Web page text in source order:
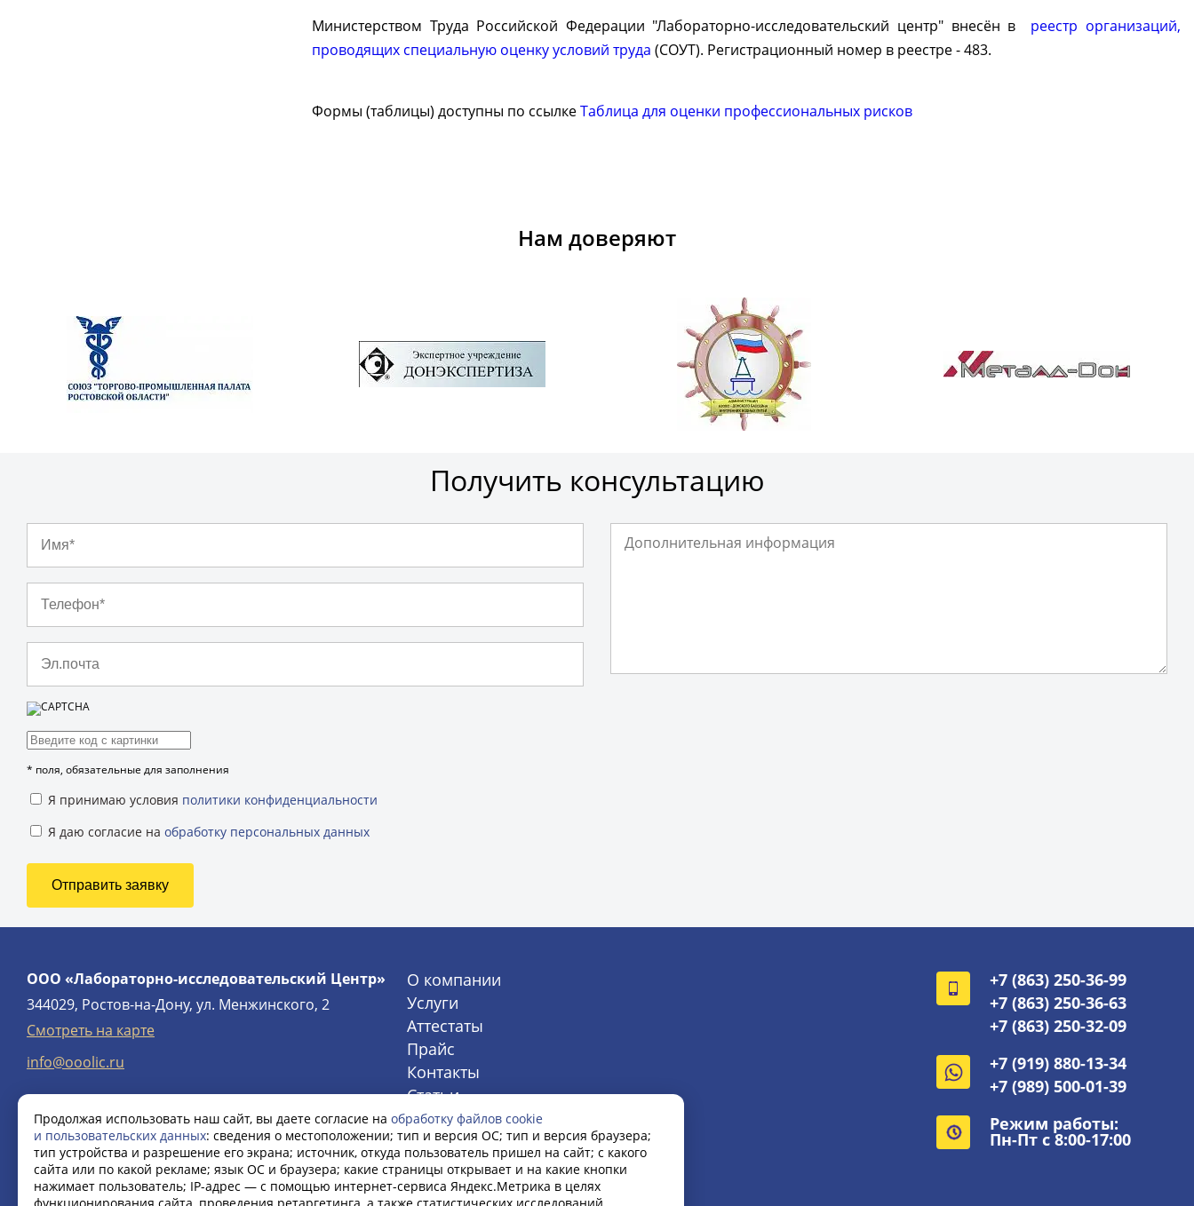
Министерством Труда Российской Федерации "Лабораторно-исследовательский центр" внесён в реестр организаций,
проводящих специальную оценку условий труда (СОУТ). Регистрационный номер в реестре - 483.
Формы (таблицы) доступны по ссылкеТаблица для оценки профессиональных рисков
Нам доверяют
Получить консультацию
* поля, обязательные для заполнения
Я принимаю условия политики конфиденциальности
Я даю согласие на обработку персональных данных
ООО «Лабораторно-исследовательский Центр»
344029, Ростов-на-Дону, ул. Менжинского, 2
Смотреть на карте
info@ooolic.ru
О компании
Услуги
Аттестаты
Прайс
Контакты
Статьи
+7 (863) 250-36-99
+7 (863) 250-36-63
+7 (863) 250-32-09
+7 (919) 880-13-34
+7 (989) 500-01-39
Режим работы:
Пн-Пт с 8:00-17:00
Продолжая использовать наш сайт, вы даете согласие на обработку файлов cookie
и пользовательских данных: сведения о местоположении; тип и версия ОС; тип и версия браузера;
тип устройства и разрешение его экрана; источник, откуда пользователь пришел на сайт; с какого
сайта или по какой рекламе; язык ОС и браузера; какие страницы открывает и на какие кнопки
нажимает пользователь; IP-адрес — с помощью интернет-сервиса Яндекс.Метрика в целях